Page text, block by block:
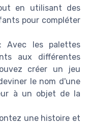
en utilisant des
pour compléter
Avec les palettes
aux différentes
créer un jeu
le nom d'une
à un objet de la
une histoire et